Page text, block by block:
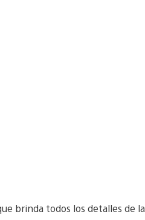
brinda todos los detalles de la